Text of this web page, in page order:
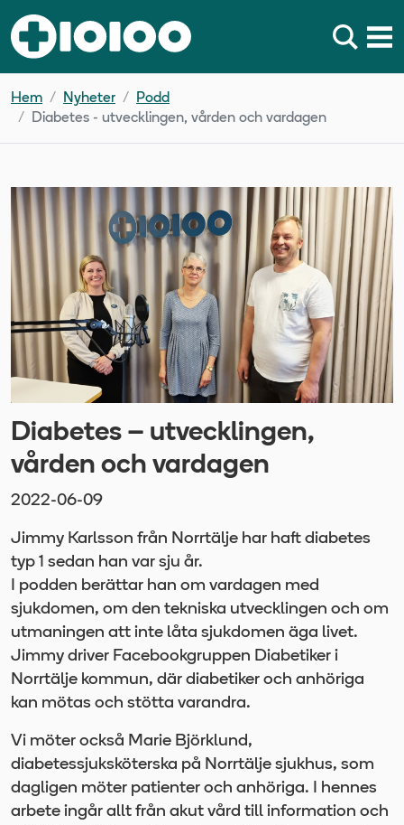
Hem Nyheter
Podd
Diabetes - utvecklingen, vården och vardagen
Diabetes – utvecklingen,
vården och vardagen
2022-06-09
Jimmy Karlsson från Norrtälje har haft diabetes
typ 1 sedan han var sju år.
I podden berättar han om vardagen med
sjukdomen, om den tekniska utvecklingen och om
utmaningen att inte låta sjukdomen äga livet.
Jimmy driver Facebookgruppen Diabetiker i
Norrtälje kommun, där diabetiker och anhöriga
kan mötas och stötta varandra.
Vi möter också Marie Björklund,
diabetessjuksköterska på Norrtälje sjukhus, som
dagligen möter patienter och anhöriga. I hennes
arbete ingår allt från akut vård till information och